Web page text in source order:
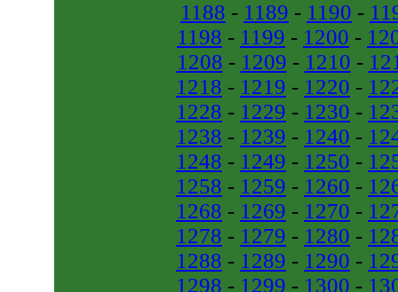
1188 - 1189 - 1190 -
1198 - 1199 - 1200 -
1208 - 1209 - 1210 -
1218 - 1219 - 1220 -
1228 - 1229 - 1230 -
1238 - 1239 - 1240 -
1248 - 1249 - 1250 -
1258 - 1259 - 1260 -
1268 - 1269 - 1270 -
1278 - 1279 - 1280 -
1288 - 1289 - 1290 -
1298 - 1299 - 1300 -